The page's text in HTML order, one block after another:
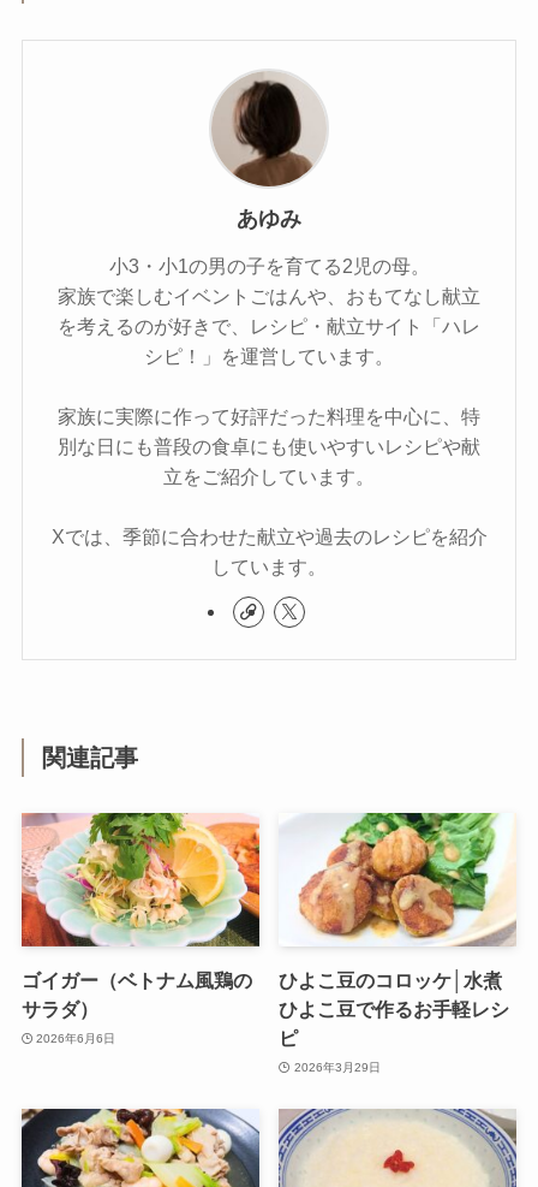
あゆみ
小3・小1の男の子を育てる2児の母。
家族で楽しむイベントごはんや、おもてなし献立
を考えるのが好きで、レシピ・献立サイト「ハレ
シピ！」を運営しています。
家族に実際に作って好評だった料理を中心に、特
別な日にも普段の食卓にも使いやすいレシピや献
立をご紹介しています。
Xでは、季節に合わせた献立や過去のレシピを紹介
しています。
関連記事
ゴイガー（ベトナム風鶏の
サラダ）
2026年6月6日
ひよこ豆のコロッケ│水煮
ひよこ豆で作るお手軽レシ
ピ
2026年3月29日